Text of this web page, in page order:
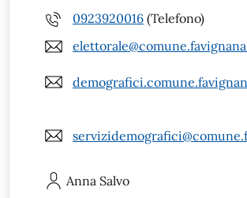
0923920016 (Telefono)
Anna Salvo